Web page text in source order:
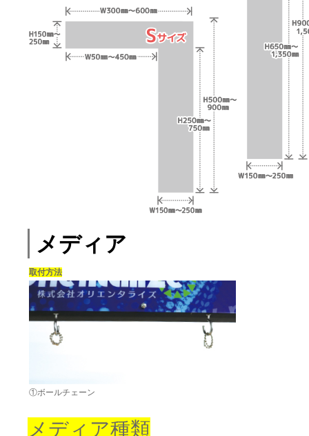
メディア
取付方法
①ボールチェーン
メディア種類